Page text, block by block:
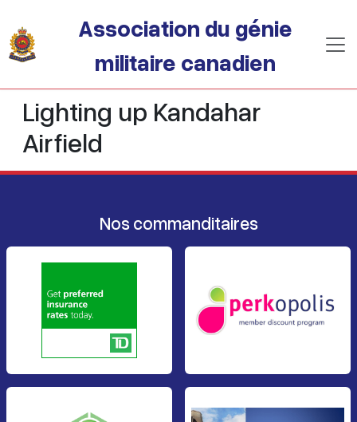
Association du génie
militaire canadien
Lighting up Kandahar
Airfield
Nos commanditaires